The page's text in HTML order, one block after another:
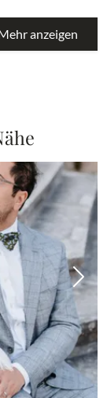
anzeigen